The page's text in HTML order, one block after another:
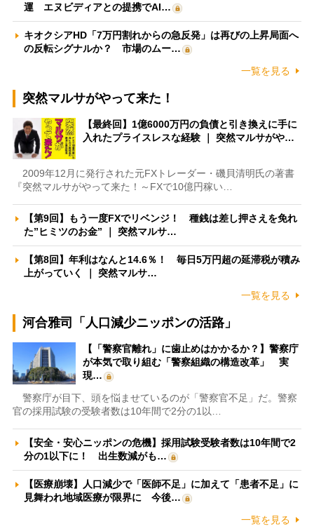
運 エヌビディアとの提携でAI…
キオクシアHD「7万円割れからの急反発」は再びの上昇局面へ
の反転シグナルか？ 市場のムー…
一覧を見る
突然マルサがやって来た！
【最終回】1億6000万円の負債と引き換えに手に
入れたプライスレスな経験 ｜ 突然マルサがや…
2009年12月に発行された元FXトレーダー・磯貝清明氏の著書
『突然マルサがやって来た！～FXで10億円稼い…
【第9回】もう一度FXでリベンジ！ 種銭は差し押さえを免れ
た”ヒミツのお金” ｜ 突然マルサ…
【第8回】年利はなんと14.6％！ 毎日5万円超の延滞税が積み
上がっていく ｜ 突然マルサ…
一覧を見る
河合雅司「人口減少ニッポンの活路」
【「警察官離れ」に歯止めはかかるか？】警察庁
が本気で取り組む「警察組織の構造改革」 実
現…
警察庁が目下、頭を悩ませているのが「警察官不足」だ。警察
官の採用試験の受験者数は10年間で2分の1以…
【安全・安心ニッポンの危機】採用試験受験者数は10年間で2
分の1以下に！ 出生数減がも…
【医療崩壊】人口減少で「医師不足」に加えて「患者不足」に
見舞われ地域医療が限界に 今後…
一覧を見る